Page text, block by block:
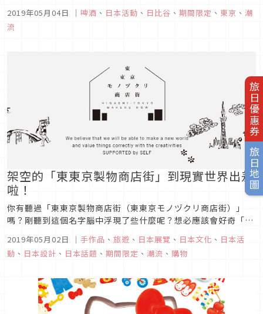
旅日優惠券
旅日地圖
不可或缺的品項之一。也因此，2017年及2018年在有著東京綠
洲之稱的日比谷公園舉辦的Hi-BEER GARDEN啤酒節活動，也
2019年05月04日 ｜ 啤酒 、 日本活動 、 日比谷 、 期間限定 、 東京 、 潮
流
架空的「東東京製物商店街」到現實世界出差
啦！
你有聽過「東東京製物商店街（東東京モノヅクリ商店街）」
嗎？剛聽到這個名字腦中浮現了些什麼呢？想必應該會好奇「東
東京是哪、這條商店街又在哪、製物商店街是指這條街上的商店
都是在幫人家做東西的嗎？」、「製物商店街有什麼特別的
嗎？」想半天應該還是一頭霧水不知道是什麼意思吧？那麼就讓
2019年05月02日 ｜ 手作品 、 旅遊 、 日本展覽 、 日本文化 、 日本活
動 、 日本設計 、 日本話題 、 期間限定 、 潮流 、 購物